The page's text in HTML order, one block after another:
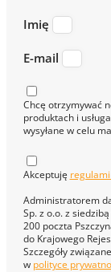
Imię
E-mail
Chcę otrzymywać
produktach i
wysyłane w celu
Akceptuję
Administratorem
Sp. z o.o. z
200 poczta
do Krajowego
Szczegóły
w polityce